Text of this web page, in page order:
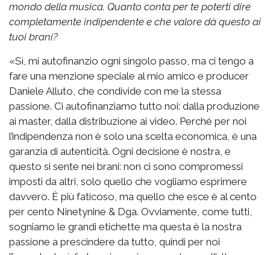
mondo della musica. Quanto conta per te poterti dire
completamente indipendente e che valore dà questo ai
tuoi brani?
«Sì, mi autofinanzio ogni singolo passo, ma ci tengo a
fare una menzione speciale al mio amico e producer
Daniele Alluto, che condivide con me la stessa
passione. Ci autofinanziamo tutto noi: dalla produzione
ai master, dalla distribuzione ai video. Perché per noi
l’indipendenza non è solo una scelta economica, è una
garanzia di autenticità. Ogni decisione è nostra, e
questo si sente nei brani: non ci sono compromessi
imposti da altri, solo quello che vogliamo esprimere
davvero. È più faticoso, ma quello che esce è al cento
per cento Ninetynine & Dga. Ovviamente, come tutti,
sogniamo le grandi etichette ma questa è la nostra
passione a prescindere da tutto, quindi per noi